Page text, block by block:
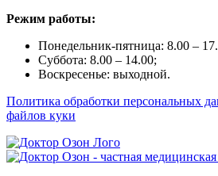
Режим работы:
Понедельник-пятница: 8.00 –
Суббота: 8.00 – 14.00;
Воскресенье: выходной.
Политика обработки персональных
файлов куки